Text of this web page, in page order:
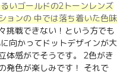
いゴールドの2トーンレンズ
ョンの 中では落ち着いた色味
挑戦できない！という方でも
向かってドットデザインが大
体感がでそうです。 2色がき
発色が楽しみです！ それで